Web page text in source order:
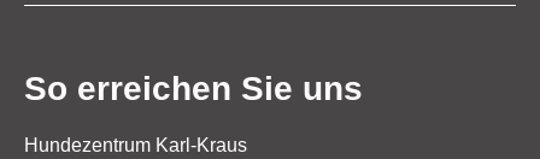
So erreichen Sie uns
Hundezentrum Karl-Kraus